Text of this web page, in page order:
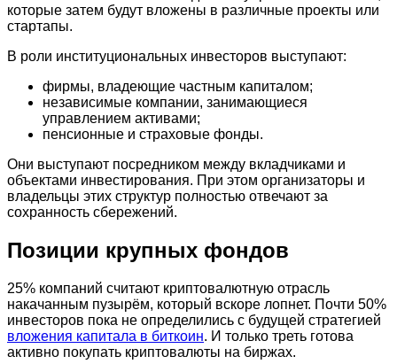
которые затем будут вложены в различные проекты или
стартапы.
В роли институциональных инвесторов выступают:
фирмы, владеющие частным капиталом;
независимые компании, занимающиеся
управлением активами;
пенсионные и страховые фонды.
Они выступают посредником между вкладчиками и
объектами инвестирования. При этом организаторы и
владельцы этих структур полностью отвечают за
сохранность сбережений.
Позиции крупных фондов
25% компаний считают криптовалютную отрасль
накачанным пузырём, который вскоре лопнет. Почти 50%
инвесторов пока не определились с будущей стратегией
вложения капитала в биткоин. И только треть готова
активно покупать криптовалюты на биржах.